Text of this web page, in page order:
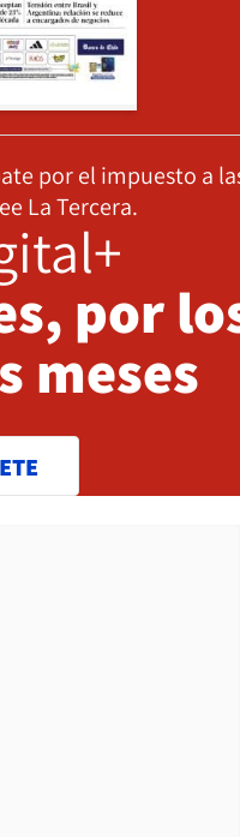
por el impuesto a
La Tercera.
por
meses